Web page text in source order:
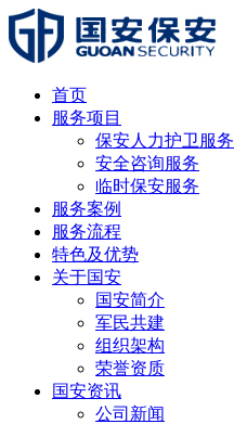
首页
服务项目
保安人力护卫服务
安全咨询服务
临时保安服务
服务案例
服务流程
特色及优势
关于国安
国安简介
军民共建
组织架构
荣誉资质
国安资讯
公司新闻